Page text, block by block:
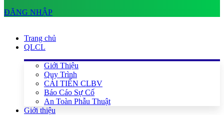
ĐĂNG NHẬP
Trang chủ
QLCL
Giới Thiệu
Quy Trình
CẢI TIẾN CLBV
Báo Cáo Sự Cố
An Toàn Phẫu Thuật
Giới thiệu